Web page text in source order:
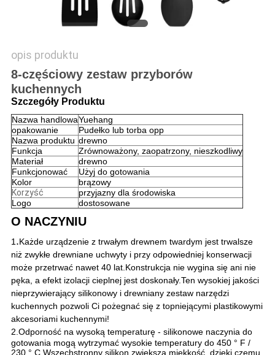
opis produktu
8-częściowy zestaw przyborów
kuchennych
Szczegóły Produktu
Nazwa handlowaYuehang
opakowanie
Pudełko lub torba opp
Nazwa produktu drewno
Funkcja
Zrównoważony, zaopatrzony, nieszkodliwy
Materiał
drewno
Funkcjonować
Użyj do gotowania
Kolor
brązowy
Korzyść
przyjazny dla środowiska
Logo
dostosowane
O NACZYNIU
1.Każde urządzenie z trwałym drewnem twardym jest trwalsze
niż zwykłe drewniane uchwyty i przy odpowiedniej konserwacji
może przetrwać nawet 40 lat.Konstrukcja nie wygina się ani nie
pęka, a efekt izolacji cieplnej jest doskonały.Ten wysokiej jakości
nieprzywierający silikonowy i drewniany zestaw narzędzi
kuchennych pozwoli Ci pożegnać się z topniejącymi plastikowymi
akcesoriami kuchennymi!
2.Odporność na wysoką temperaturę - silikonowe naczynia do
gotowania mogą wytrzymać wysokie temperatury do 450 ° F /
230 ° C.Wszechstronny silikon zwiększa miękkość, dzięki czemu